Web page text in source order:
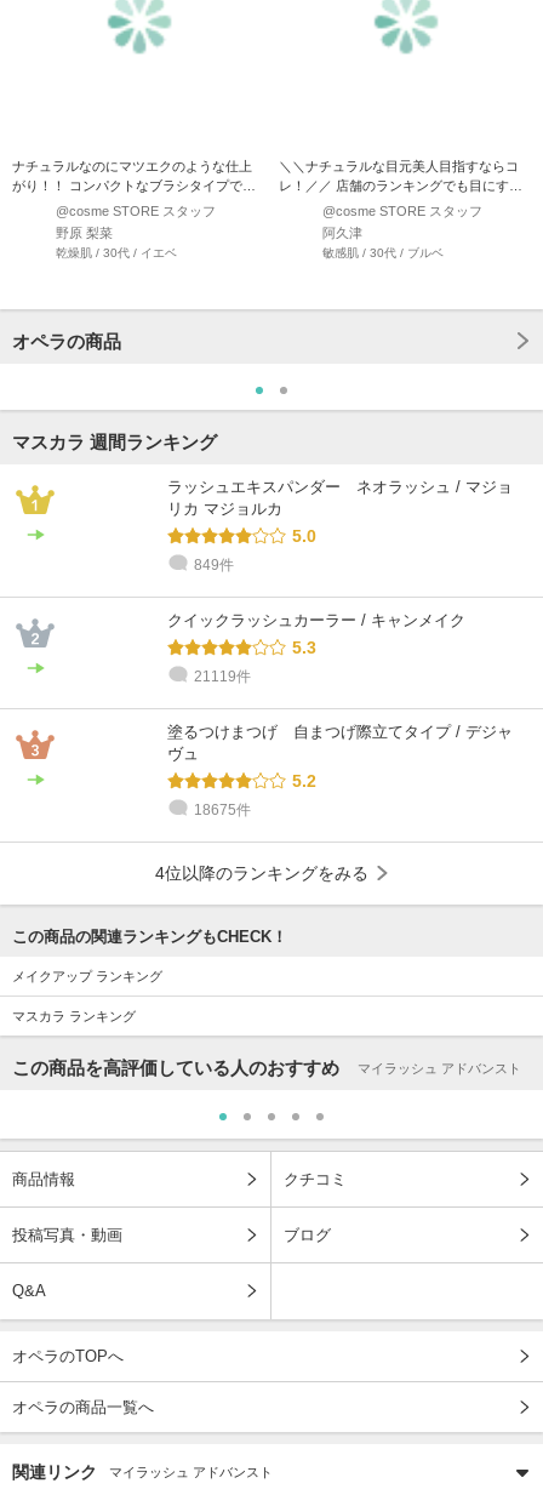
ナチュラルなのにマツエクのような仕上
がり！！ コンパクトなブラシタイプで液
が まつ毛1本1…
@cosme STORE スタッフ
野原 梨菜
乾燥肌 / 30代 / イエベ
＼＼ナチュラルな目元美人目指すならコ
レ！／／ 店舗のランキングでも目にする
ことが多いオペラのマ…
@cosme STORE スタッフ
阿久津
敏感肌 / 30代 / ブルベ
オペラの商品
マスカラ 週間ランキング
ラッシュエキスパンダー ネオラッシュ / マジョ
リカ マジョルカ
5.0
849件
クイックラッシュカーラー / キャンメイク
5.3
21119件
塗るつけまつげ 自まつげ際立てタイプ / デジャ
ヴュ
5.2
18675件
4位以降のランキングをみる
この商品の関連ランキングもCHECK！
メイクアップ ランキング
マスカラ ランキング
この商品を高評価している人のおすすめ マイラッシュ アドバンスト
商品情報 クチコミ
投稿写真・動画 ブログ
Q&A
オペラのTOPへ
オペラの商品一覧へ
関連リンク マイラッシュ アドバンスト